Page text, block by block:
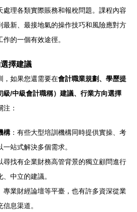
處理各類實際賬務和報稅問題。課程內容
最新、最接地氣的操作技巧和風險應對方
的一個有效途徑。
擇建議
，如果您還需要在會計職業規劃、學歷提
級/中級會計職稱）建議、行業方向選擇
：
構：有些大型培訓機構同時提供實操、考
站式解決多個需求。
尋找有企業財務高管背景的獨立顧問進行
中立的建議。
專業財經論壇等平臺，也有許多資深從業
息渠道。